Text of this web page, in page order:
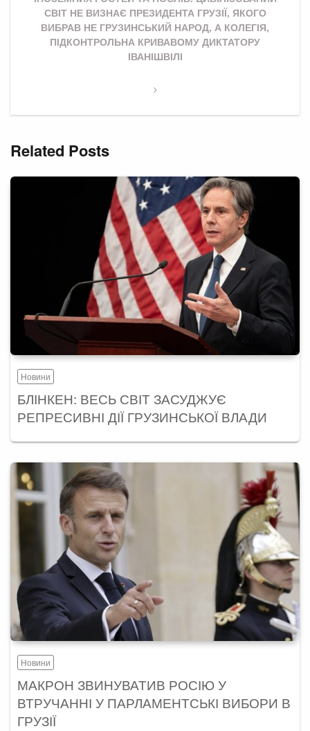
СВІТ НЕ ВИЗНАЄ ПРЕЗИДЕНТА ГРУЗІЇ, ЯКОГО
ВИБРАВ НЕ ГРУЗИНСЬКИЙ НАРОД, А КОЛЕГІЯ,
ПІДКОНТРОЛЬНА КРИВАВОМУ ДИКТАТОРУ
ІВАНІШВІЛІ
Related Posts
Новини
БЛІНКЕН: ВЕСЬ СВІТ ЗАСУДЖУЄ
РЕПРЕСИВНІ ДІЇ ГРУЗИНСЬКОЇ ВЛАДИ
Новини
МАКРОН ЗВИНУВАТИВ РОСІЮ У
ВТРУЧАННІ У ПАРЛАМЕНТСЬКІ ВИБОРИ В
ГРУЗІЇ